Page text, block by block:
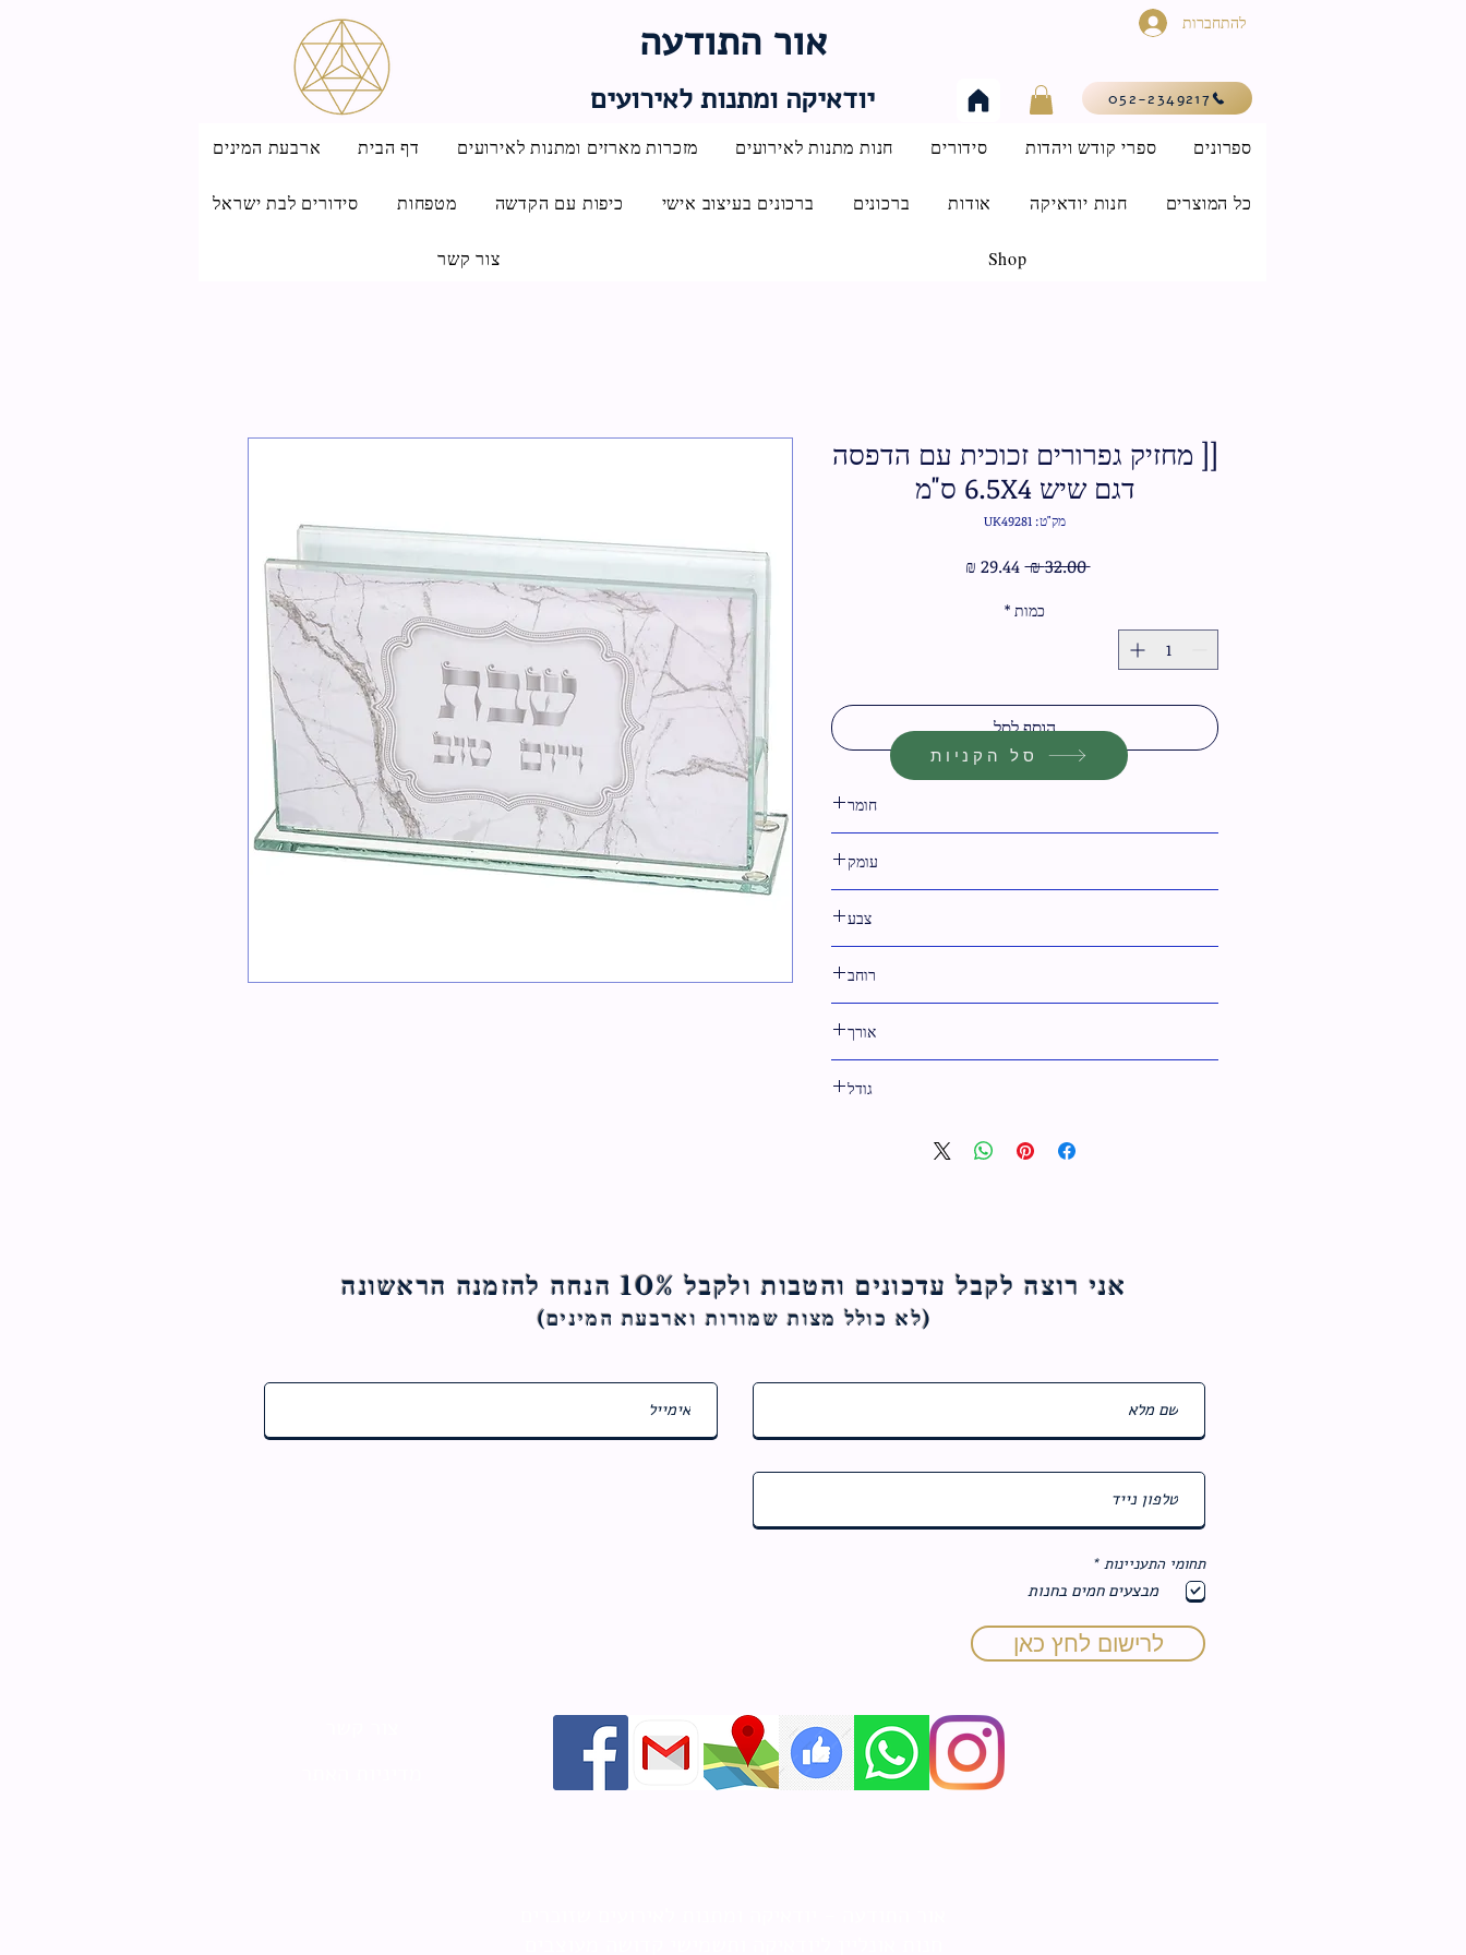
אור התודעה
יודאיקה ומתנות לאירועים
להתחברות
052-2349217
ארבעת המינים דף הבית מזכרות מארזים ומתנות לאירועים חנות מתנות לאירועים סידורים ספרי קודש ויהדות ספרונים
סידורים לבת ישראל מטפחות כיפות עם הקדשה ברכונים בעיצוב אישי ברכונים אודות חנות יודאיקה כל המוצרים
צור קשר Shop
[[ מחזיק גפרורים זכוכית עם הדפסה
דגם שיש 6.5X4 ס"מ
מק"ט: UK49281
‏32.00 ‏₪
מחיר
‏29.44 ‏₪
כמות *
הוסף לסל
חומר
עומק
צבע
רוחב
אורך
גודל
סל הקניות
אני רוצה לקבל עדכונים והטבות ולקבל 10% הנחה להזמנה הראשונה
(לא כולל מצות שמורות וארבעת המינים)
תחומי התעניינות *
ב
מבצעים חמים בחנות
לרישום לחץ כאן